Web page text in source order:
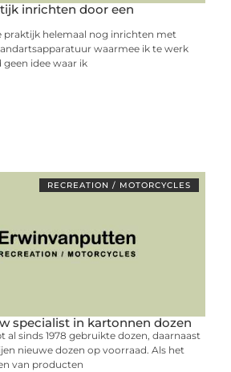
inrichten door een
praktijk helemaal nog inrichten met
waarmee ik te werk
geen idee waar ik
RECREATION / MOTORCYCLES
specialist in kartonnen dozen
al sinds 1978 gebruikte dozen, daarnaast
nieuwe dozen op voorraad. Als het
van producten